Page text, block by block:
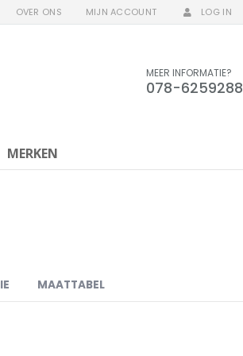
OVER ONS MIJN ACCOUNT LOG IN
MEER INFORMATIE?
078-6259288
MERKEN
MAATTABEL